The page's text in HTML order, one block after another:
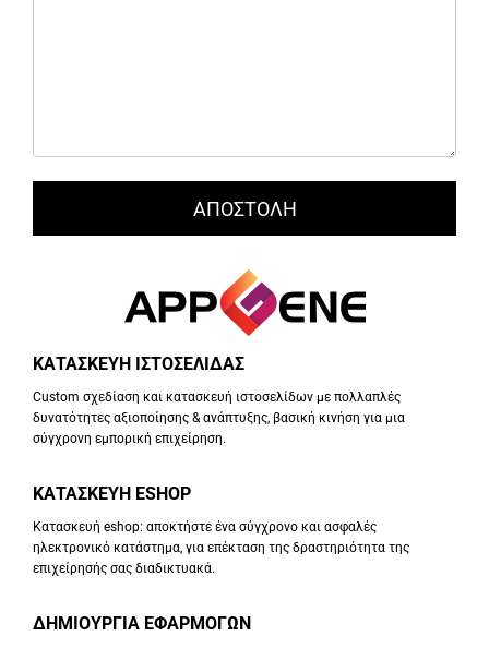
ΚΑΤΑΣΚΕΥΗ ΙΣΤΟΣΕΛΙΔΑΣ
Custom σχεδίαση και κατασκευή ιστοσελίδων με πολλαπλές
δυνατότητες αξιοποίησης & ανάπτυξης, βασική κινήση για μια
σύγχρονη εμπορική επιχείρηση.
ΚΑΤΑΣΚΕΥΗ ESHOP
Κατασκευή eshop: αποκτήστε ένα σύγχρονο και ασφαλές
ηλεκτρονικό κατάστημα, για επέκταση της δραστηριότητα της
επιχείρησής σας διαδικτυακά.
ΔΗΜΙΟΥΡΓΙΑ ΕΦΑΡΜΟΓΩΝ